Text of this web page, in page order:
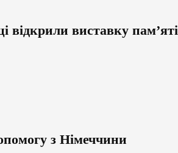
виставку пам’яті
з Німеччини